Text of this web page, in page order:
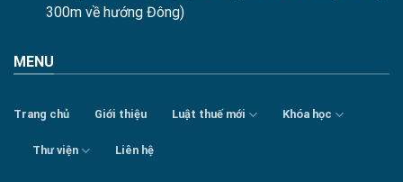
300m về hướng Đông)
MENU
Trang chủ Giới thiệu Luật thuế mới Khóa học
Thư viện Liên hệ